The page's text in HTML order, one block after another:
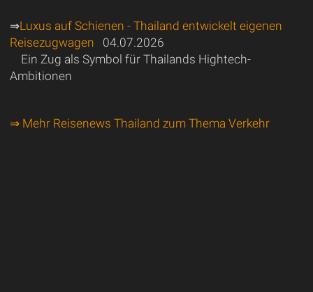
⇒Luxus auf Schienen - Thailand entwickelt eigenen
Reisezugwagen 04.07.2026
Ein Zug als Symbol für Thailands Hightech-
Ambitionen
⇒ Mehr Reisenews Thailand zum Thema Verkehr